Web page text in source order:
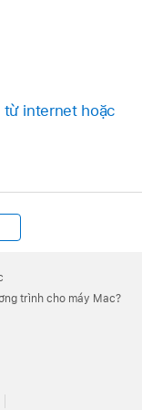
từ internet hoặc
trình cho máy Mac?